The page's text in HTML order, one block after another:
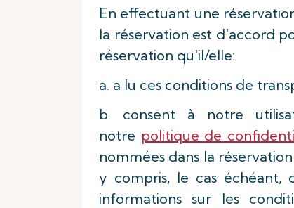
En effectuant une
la réservation est d'accord
réservation qu'il/elle:
a. a lu ces conditions de
b. consent à notre
notre politique de
nommées dans la
y compris, le cas échéant,
informations sur les